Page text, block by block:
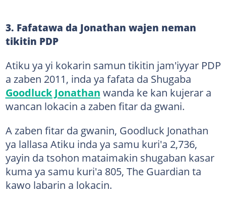
3. Fafatawa da Jonathan wajen neman
tikitin PDP
Atiku ya yi kokarin samun tikitin jam'iyyar PDP
a zaben 2011, inda ya fafata da Shugaba
Goodluck Jonathan wanda ke kan kujerar a
wancan lokacin a zaben fitar da gwani.
A zaben fitar da gwanin, Goodluck Jonathan
ya lallasa Atiku inda ya samu kuri'a 2,736,
yayin da tsohon mataimakin shugaban kasar
kuma ya samu kuri'a 805, The Guardian ta
kawo labarin a lokacin.